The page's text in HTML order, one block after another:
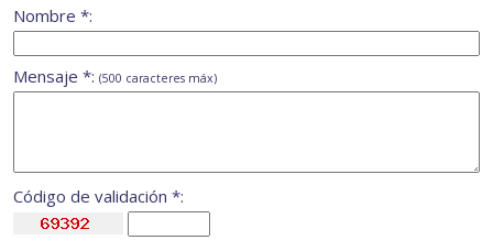
Nombre *:
Mensaje *: (500 caracteres máx)
Código de validación *: